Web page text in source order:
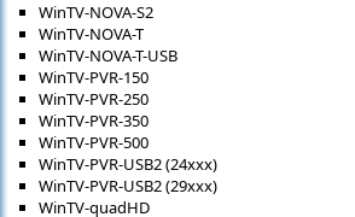
WinTV-NOVA-S2
WinTV-NOVA-T
WinTV-NOVA-T-USB
WinTV-PVR-150
WinTV-PVR-250
WinTV-PVR-350
WinTV-PVR-500
WinTV-PVR-USB2 (24xxx)
WinTV-PVR-USB2 (29xxx)
WinTV-quadHD